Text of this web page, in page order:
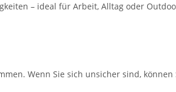
– ideal für Arbeit, Alltag oder
Wenn Sie sich unsicher sind,